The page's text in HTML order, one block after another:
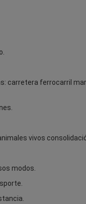
carretera ferrocarril
vivos
modos.